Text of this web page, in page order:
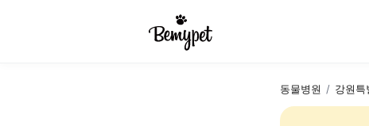
동물병원 / 강원특